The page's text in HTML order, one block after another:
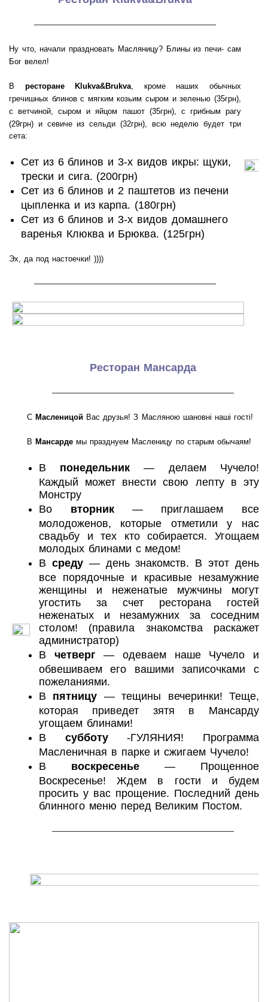
———————————————————
Ну что, начали праздновать Масляницу? Блины из печи- сам
Бог велел!
В ресторане Klukva&Brukva, кроме наших обычных
гречишных блинов с мягким козьим сыром и зеленью (35грн),
с ветчиной, сыром и яйцом пашот (35грн), с грибным рагу
(29грн) и севиче из сельди (32грн), всю неделю будет три
сета:
Сет из 6 блинов и 3-х видов икры: щуки,
трески и сига. (200грн)
Сет из 6 блинов и 2 паштетов из печени
цыпленка и из карпа. (180грн)
Сет из 6 блинов и 3-х видов домашнего
варенья Клюква и Брюква. (125грн)
Эх, да под настоечки! ))))
———————————————————
Ресторан Мансарда
———————————————————
С Масленицой Вас друзья! З Масляною шановнi нашi гостi!
В Мансарде мы празднуем Масленицу по старым обычаям!
В понедельник — делаем Чучело!
Каждый может внести свою лепту в эту
Монстру
Во вторник— приглашаем все
молодоженов, которые отметили у нас
свадьбу и тех кто собирается. Угощаем
молодых блинами с медом!
В среду— день знакомств. В этот день
все порядочные и красивые незамужние
женщины и неженатые мужчины могут
угостить за счет ресторана гостей
неженатых и незамужних за соседним
столом! (правила знакомства раскажет
администратор)
В четверг — одеваем наше Чучело и
обвешиваем его вашими записочками с
пожеланиями.
В пятницу — тещины вечеринки! Теще,
которая приведет зятя в Мансарду
угощаем блинами!
В субботу-ГУЛЯНИЯ! Программа
Масленичная в парке и сжигаем Чучело!
В воскресенье — Прощенное
Воскресенье! Ждем в гости и будем
просить у вас прощение. Последний день
блинного меню перед Великим Постом.
———————————————————